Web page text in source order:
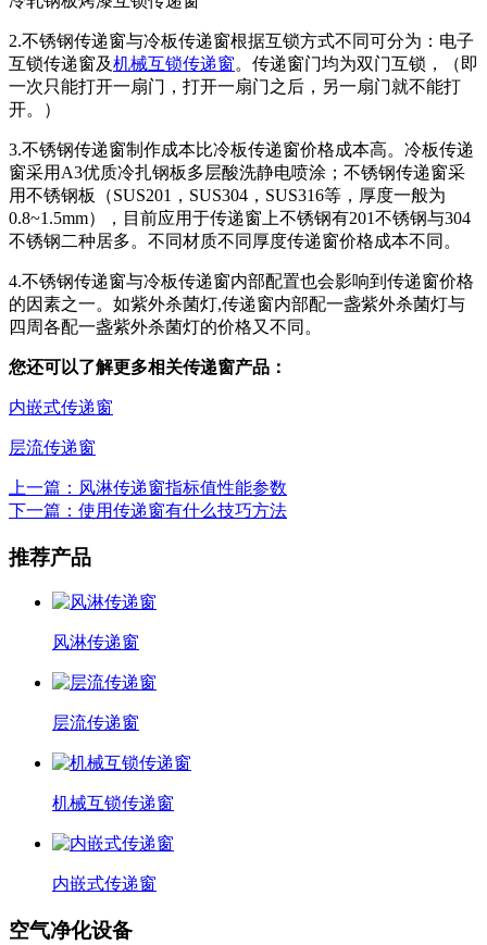
2.不锈钢传递窗与冷板传递窗根据互锁方式不同可分为：电子
互锁传递窗及机械互锁传递窗。传递窗门均为双门互锁，（即
一次只能打开一扇门，打开一扇门之后，另一扇门就不能打
开。）
3.不锈钢传递窗制作成本比冷板传递窗价格成本高。冷板传递
窗采用A3优质冷扎钢板多层酸洗静电喷涂；不锈钢传递窗采
用不锈钢板（SUS201，SUS304，SUS316等，厚度一般为
0.8~1.5mm），目前应用于传递窗上不锈钢有201不锈钢与304
不锈钢二种居多。不同材质不同厚度传递窗价格成本不同。
4.不锈钢传递窗与冷板传递窗内部配置也会影响到传递窗价格
的因素之一。如紫外杀菌灯,传递窗内部配一盏紫外杀菌灯与
四周各配一盏紫外杀菌灯的价格又不同。
您还可以了解更多相关传递窗产品：
内嵌式传递窗
层流传递窗
上一篇：风淋传递窗指标值性能参数
下一篇：使用传递窗有什么技巧方法
推荐产品
风淋传递窗
层流传递窗
机械互锁传递窗
内嵌式传递窗
空气净化设备